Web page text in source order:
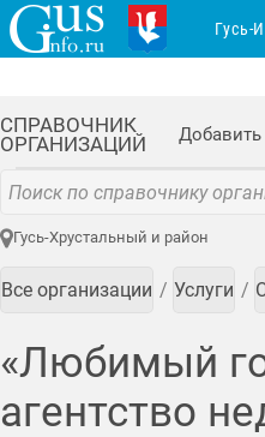
СПРАВОЧНИК
ОРГАНИЗАЦИЙ
Гусь-Хрустальный и район
Все организации Услуги
«Любимый
агентство
Гусь-